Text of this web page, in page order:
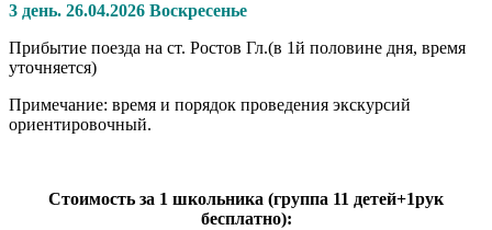
3 день. 26.04.2026 Воскресенье
Прибытие поезда на ст. Ростов Гл.(в 1й половине дня, время
уточняется)
Примечание: время и порядок проведения экскурсий
ориентировочный.
Стоимость за 1 школьника (группа 11 детей+1рук
бесплатно):